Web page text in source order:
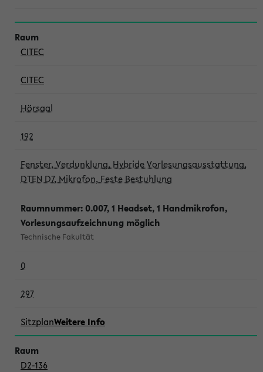
CITEC
CITEC
Hörsaal
192
Fenster, Verdunklung, Hybride Vorlesungsausstattung,
DTEN D7, Mikrofon, Feste Bestuhlung
Raumnummer: 0.007, 1 Headset, 1 Handmikrofon,
Vorlesungsaufzeichnung möglich
Technische Fakultät
0
297
SitzplanWeitere Info
D2-136